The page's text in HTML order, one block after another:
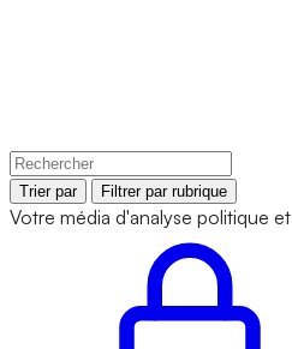
Trier par Filtrer par rubrique
Votre média d'analyse politique